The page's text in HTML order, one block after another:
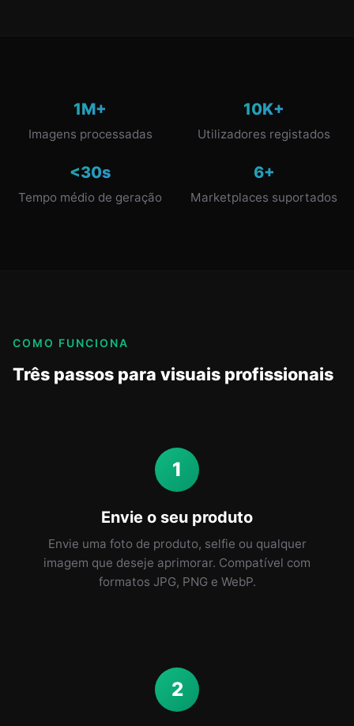
1M+
Imagens processadas
10K+
Utilizadores registados
<30s
Tempo médio de geração
6+
Marketplaces suportados
COMO FUNCIONA
Três passos para visuais profissionais
1
Envie o seu produto
Envie uma foto de produto, selfie ou qualquer
imagem que deseje aprimorar. Compatível com
formatos JPG, PNG e WebP.
2